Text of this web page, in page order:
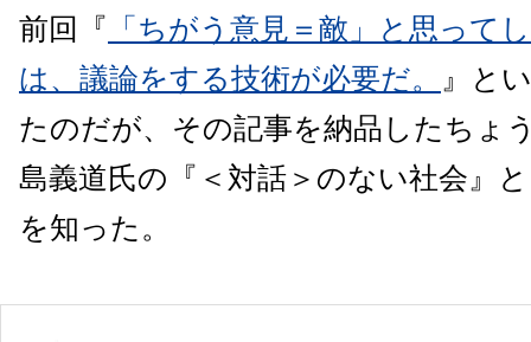
前回『 「ちがう意見＝敵」と思って
は、議論をする技術が必要だ。
』と
たのだが、その記事を納品したちょ
島義道氏の『＜対話＞のない社会』
を知った。